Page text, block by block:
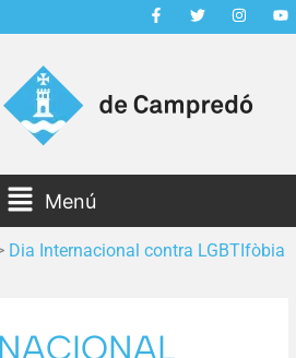
Menú
Dia Internacional contra LGBTIfòbia